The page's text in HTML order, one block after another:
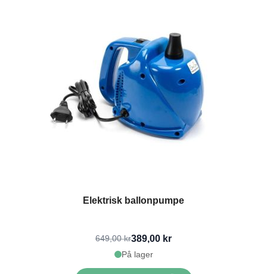
Elektrisk ballonpumpe
649,00 kr389,00 kr
På lager